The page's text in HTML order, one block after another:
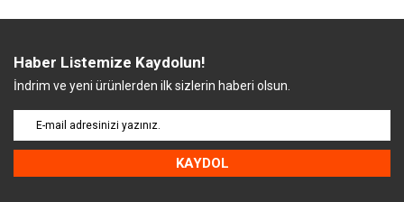
Haber Listemize Kaydolun!
İndrim ve yeni ürünlerden ilk sizlerin haberi olsun.
KAYDOL